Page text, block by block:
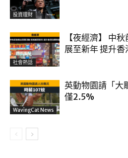
投資理財
社會熱話
【夜經濟】 中
展至新年 提升
WavingCat News
英動物園請「大
僅2.5%